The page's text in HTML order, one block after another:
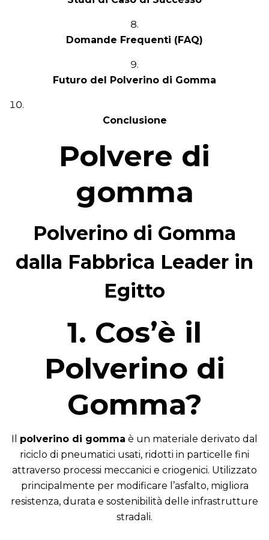
Domande Frequenti (FAQ)
Futuro del Polverino di Gomma
Conclusione
Polvere di
gomma
Polverino di Gomma
dalla Fabbrica Leader in
Egitto
1. Cos’è il
Polverino di
Gomma?
polverino di gomma è un materiale derivato dal
riciclo di pneumatici usati, ridotti in particelle fini
attraverso processi meccanici e criogenici. Utilizzato
principalmente per modificare l’asfalto, migliora
resistenza, durata e sostenibilità delle infrastrutture
stradali.